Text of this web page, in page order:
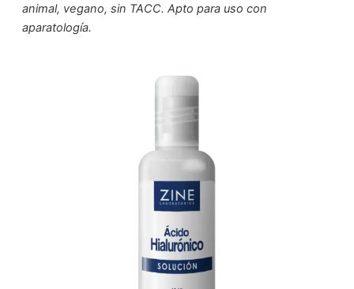
animal, vegano, sin TACC. Apto para uso con
aparatología.